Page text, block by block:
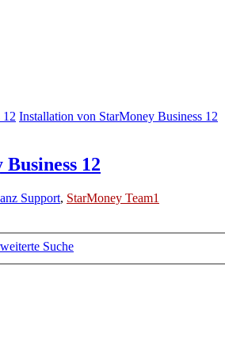
12 Installation von StarMoney Business 12
12
Support, StarMoney Team1
Suche